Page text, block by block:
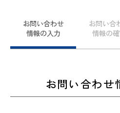
お問い合わせ
情報の入力
お問い合
情報の
お問い合わせ